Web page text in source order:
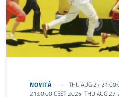
NOVITÀ
THU AUG 27
21:00:00 CEST 2026 THU AUG 27